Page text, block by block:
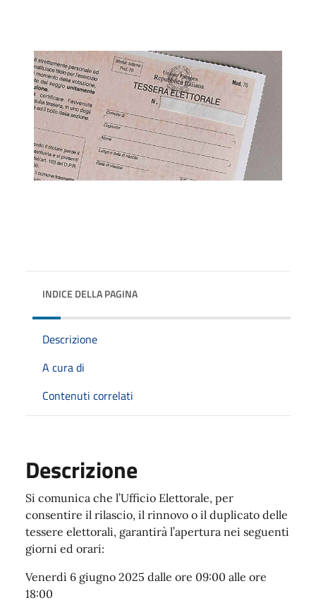
INDICE DELLA PAGINA
Descrizione
A cura di
Contenuti correlati
Descrizione
Si comunica che l’Ufficio Elettorale, per
consentire il rilascio, il rinnovo o il duplicato delle
tessere elettorali, garantirà l’apertura nei seguenti
giorni ed orari:
Venerdì 6 giugno 2025 dalle ore 09:00 alle ore
18:00